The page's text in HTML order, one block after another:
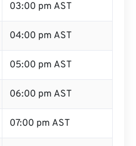
03:00 pm AST
04:00 pm AST
05:00 pm AST
06:00 pm AST
07:00 pm AST